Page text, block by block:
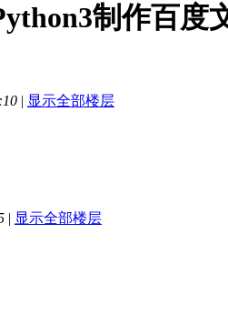
制作百度
| 显示全部楼层
| 显示全部楼层